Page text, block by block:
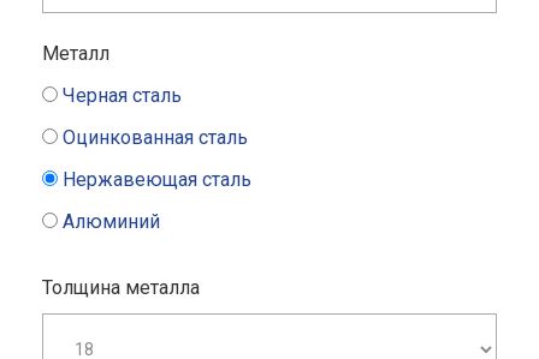
Металл
Черная сталь
Оцинкованная сталь
Нержавеющая сталь
Алюминий
Толщина металла